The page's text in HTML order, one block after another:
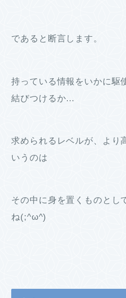
であると断言します。
持っている情報をいかに駆
結びつけるか…
求められるレベルが、より
いうのは
その中に身を置くものとし
ね(;^ω^)